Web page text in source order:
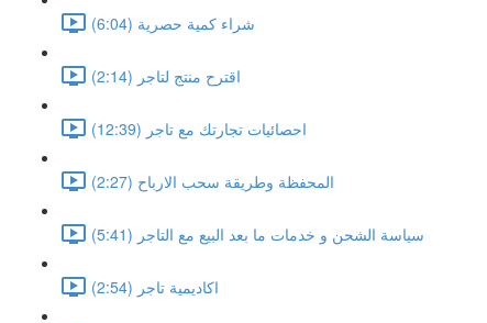
شراء كمية حصرية (6:04)
اقترح منتج لتاجر (2:14)
احصائيات تجارتك مع تاجر (12:39)
المحفظة وطريقة سحب الارباح (2:27)
سياسة الشحن و خدمات ما بعد البيع مع التاجر (5:41)
اكاديمية تاجر (2:54)